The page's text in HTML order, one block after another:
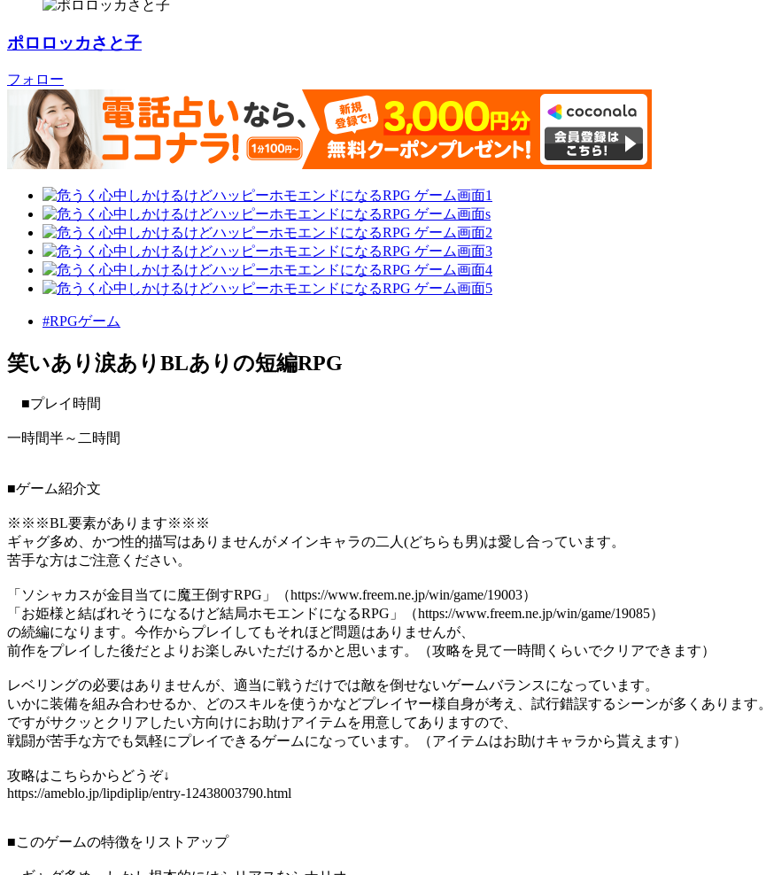
ポロロッカさと子
フォロー
#RPGゲーム
笑いあり涙ありBLありの短編RPG
■プレイ時間
一時間半～二時間
■ゲーム紹介文
※※※BL要素があります※※※
ギャグ多め、かつ性的描写はありませんがメインキャラの二人(どちらも男)は愛し合っています。
苦手な方はご注意ください。
「ソシャカスが金目当てに魔王倒すRPG」（https://www.freem.ne.jp/win/game/19003）
「お姫様と結ばれそうになるけど結局ホモエンドになるRPG」（https://www.freem.ne.jp/win/game/19085）
の続編になります。今作からプレイしてもそれほど問題はありませんが、
前作をプレイした後だとよりお楽しみいただけるかと思います。（攻略を見て一時間くらいでクリアできます）
レベリングの必要はありませんが、適当に戦うだけでは敵を倒せないゲームバランスになっています。
いかに装備を組み合わせるか、どのスキルを使うかなどプレイヤー様自身が考え、試行錯誤するシーンが多くあります。
ですがサクッとクリアしたい方向けにお助けアイテムを用意してありますので、
戦闘が苦手な方でも気軽にプレイできるゲームになっています。（アイテムはお助けキャラから貰えます）
攻略はこちらからどうぞ↓
https://ameblo.jp/lipdiplip/entry-12438003790.html
■このゲームの特徴をリストアップ